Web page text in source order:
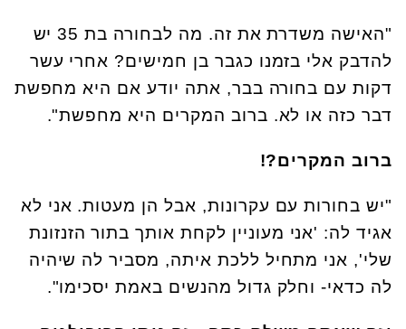
"האישה משדרת את זה. מה לבחורה בת 35 יש
להדבק אלי בזמנו כגבר בן חמישים? אחרי עשר
דקות עם בחורה בבר, אתה יודע אם היא מחפשת
דבר כזה או לא. ברוב המקרים היא מחפשת".
ברוב המקרים?!
"יש בחורות עם עקרונות, אבל הן מעטות. אני לא
אגיד לה: 'אני מעוניין לקחת אותך בתור הזנזונת
שלי', אני מתחיל ללכת איתה, מסביר לה שיהיה
לה כדאי- וחלק גדול מהנשים באמת יסכימו".